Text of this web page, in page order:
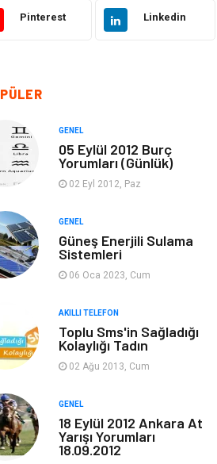
Telefon Yaşam
Elektronik
Reklam Alışveriş
Tatil
Yazılım
& Bakım Magazin Dünyası
Otomotiv
Pinterest Linkedin
GENEL
05 Eylül 2012 Burç
Yorumları (Günlük)
02 Eyl 2012, Paz
GENEL
Güneş Enerjili Sulama
Sistemleri
06 Oca 2023, Cum
AKILLI TELEFON
Toplu Sms'in Sağladığı
Kolaylığı Tadın
02 Ağu 2013, Cum
GENEL
18 Eylül 2012 Ankara At
Yarışı Yorumları
18.09.2012